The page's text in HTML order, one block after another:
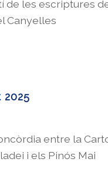
de les escriptures
Canyelles
2025
entre la
i els Pinós Mai